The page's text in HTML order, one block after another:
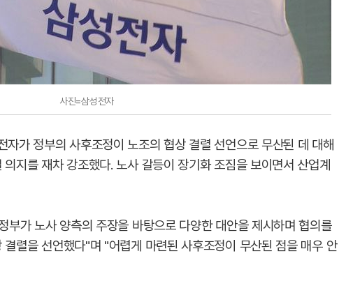
사진=삼성전자
가 정부의 사후조정이 노조의 협상 결렬 선언으로 무산된 데 대해
지를 재차 강조했다. 노사 갈등이 장기화 조짐을 보이면서 산업계
부가 노사 양측의 주장을 바탕으로 다양한 대안을 제시하며 협의를
렬을 선언했다"며 "어렵게 마련된 사후조정이 무산된 점을 매우 안